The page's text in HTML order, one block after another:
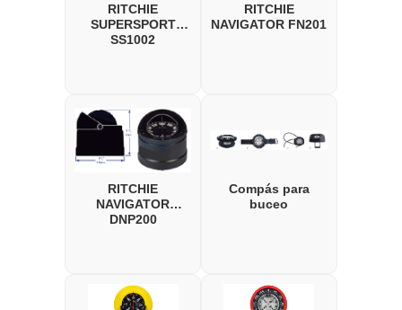
RITCHIE
SUPERSPORT
SS1002
RITCHIE
NAVIGATOR FN201
RITCHIE
NAVIGATOR
DNP200
Compás para
buceo